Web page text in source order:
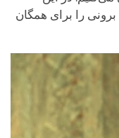
را برای همگان